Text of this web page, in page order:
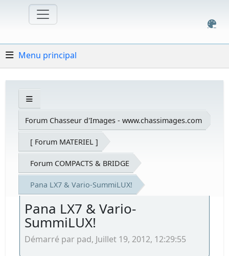
Menu principal
Forum Chasseur d'Images - www.chassimages.com
[ Forum MATERIEL ]
Forum COMPACTS & BRIDGE
Pana LX7 & Vario-SummiLUX!
Pana LX7 & Vario-
SummiLUX!
Démarré par pad, Juillet 19, 2012, 12:29:55